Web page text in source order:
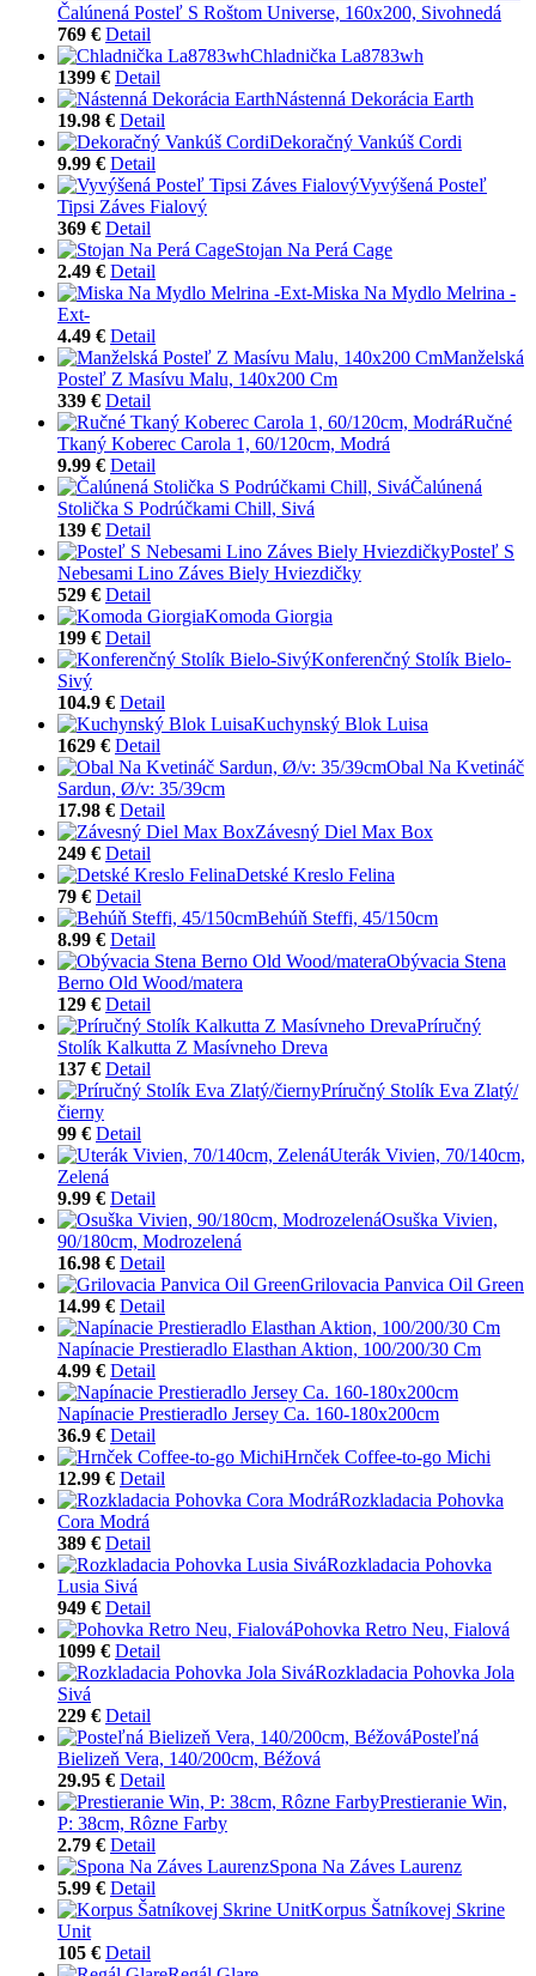
Čalúnená Posteľ S Roštom Universe, 160x200, Sivohnedá
769 € Detail
Chladnička La8783wh
1399 € Detail
Nástenná Dekorácia Earth
19.98 € Detail
Dekoračný Vankúš Cordi
9.99 € Detail
Vyvýšená Posteľ
Tipsi Záves Fialový
369 € Detail
Stojan Na Perá Cage
2.49 € Detail
Miska Na Mydlo Melrina -
Ext-
4.49 € Detail
Manželská
Posteľ Z Masívu Malu, 140x200 Cm
339 € Detail
Ručné
Tkaný Koberec Carola 1, 60/120cm, Modrá
9.99 € Detail
Čalúnená
Stolička S Podrúčkami Chill, Sivá
139 € Detail
Posteľ S
Nebesami Lino Záves Biely Hviezdičky
529 € Detail
Komoda Giorgia
199 € Detail
Konferenčný Stolík Bielo-
Sivý
104.9 € Detail
Kuchynský Blok Luisa
1629 € Detail
Obal Na Kvetináč
Sardun, Ø/v: 35/39cm
17.98 € Detail
Závesný Diel Max Box
249 € Detail
Detské Kreslo Felina
79 € Detail
Behúň Steffi, 45/150cm
8.99 € Detail
Obývacia Stena
Berno Old Wood/matera
129 € Detail
Príručný
Stolík Kalkutta Z Masívneho Dreva
137 € Detail
Príručný Stolík Eva Zlatý/
čierny
99 € Detail
Uterák Vivien, 70/140cm,
Zelená
9.99 € Detail
Osuška Vivien,
90/180cm, Modrozelená
16.98 € Detail
Grilovacia Panvica Oil Green
14.99 € Detail
Napínacie Prestieradlo Elasthan Aktion, 100/200/30 Cm
4.99 € Detail
Napínacie Prestieradlo Jersey Ca. 160-180x200cm
36.9 € Detail
Hrnček Coffee-to-go Michi
12.99 € Detail
Rozkladacia Pohovka
Cora Modrá
389 € Detail
Rozkladacia Pohovka
Lusia Sivá
949 € Detail
Pohovka Retro Neu, Fialová
1099 € Detail
Rozkladacia Pohovka Jola
Sivá
229 € Detail
Posteľná
Bielizeň Vera, 140/200cm, Béžová
29.95 € Detail
Prestieranie Win,
P: 38cm, Rôzne Farby
2.79 € Detail
Spona Na Záves Laurenz
5.99 € Detail
Korpus Šatníkovej Skrine
Unit
105 € Detail